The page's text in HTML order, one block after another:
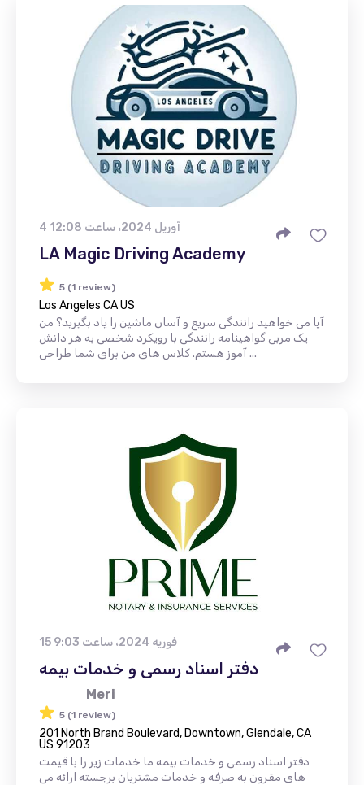
4 آوریل 2024، ساعت 12:08
LA Magic Driving Academy
5 (1 review)
Los Angeles CA US
آیا می خواهید رانندگی سریع و آسان ماشین را یاد بگیرید؟ من
یک مربی گواهینامه رانندگی با رویکرد شخصی به هر دانش
آموز هستم. کلاس های من برای شما طراحی ...
15 فوریه 2024، ساعت 9:03
دفتر اسناد رسمی و خدمات بیمه
Meri
5 (1 review)
201 North Brand Boulevard, Downtown, Glendale, CA
US 91203
دفتر اسناد رسمی و خدمات بیمه ما خدمات زیر را با قیمت
های مقرون به صرفه و خدمات مشتریان برجسته ارائه می